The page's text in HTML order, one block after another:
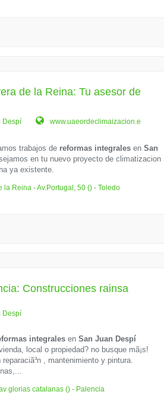
de la Reina: Tu asesor de
Despí www.uaeordeclimaizacion.e
trabajos de reformas integrales enSan
en tu nuevo proyecto de climatizacion
ya existente.
la Reina - Av.Portugal, 50 () - Toledo
Construcciones rainsa
Despí
integrales enSan Juan Despí
local o propiedad? no busque mã¡s!
, mantenimiento y pintura.
glorias catalanas () - Palencia